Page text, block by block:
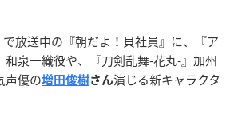
放送中の『朝だよ！貝社員』に、『ア
和泉一織役や、『刀剣乱舞-花丸-』加州
声優の増田俊樹さん演じる新キャラクタ